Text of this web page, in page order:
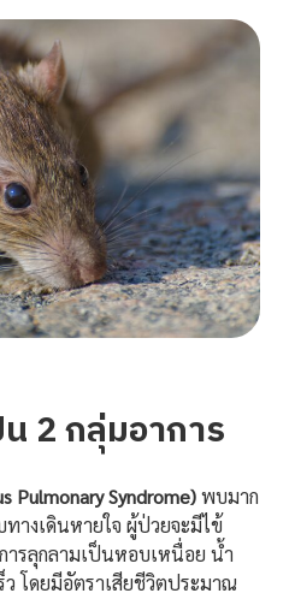
2 กลุ่มอาการ
Pulmonary Syndrome)พบมาก
างเดินหายใจ ผู้ป่วยจะมีไข้
ารลุกลามเป็นหอบเหนื่อย น้ำ
โดยมีอัตราเสียชีวิตประมาณ